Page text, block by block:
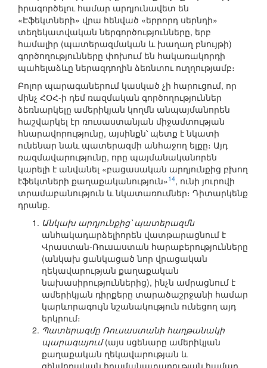
իրագործելու համար արդյունավետ են
«Էֆեկտների» վրա հենված «երրորդ սերնդի»
տեղեկատվական ներգործությունները, երբ
համալիր (պատերազմական և խաղաղ բնույթի)
գործողությունները փոխում են հակառակորդի
պահելաձևը ներազդողին ձեռնտու ուղղությամբ։
Բոլոր պարագաներում կասկած չի հարուցում, որ
մինչ ՀՕՀ-ի դեմ ռազմական գործողություններ
ձեռնարկելը ամերիկյան կողմն անպայմանորեն
հաշվարկել էր ռուսաստանյան միջամտության
հնարավորությունը, այսինքն՝ պետք է նկատի
ունենար նաև պատերազմի անհաջող ելքը։ Այդ
ռազմավարությունը, որը պայմանականորեն
կարելի է անվանել «բացասական արդյունքից բխող
էֆեկտների քաղաքականություն»14, ունի յուրովի
տրամաբանություն և նկատառումներ։ Դիտարկենք
դրանք.
Անկախ արդյունքից՝ պատերազմն
անհակադարձելիորեն վատթարացնում է
Վրաստան-Ռուսաստան հարաբերությունները
(անկախ ցանկացած նոր վրացական
ղեկավարության քաղաքական
նախասիրություններից), ինչն ամրացնում է
ամերիկյան դիրքերը տարածաշրջանի համար
կարևորագույն նշանակություն ունեցող այդ
երկրում։
Պատերազմը Ռուսաստանի հաղթանակի
պարագայում(այս սցենարը ամերիկյան
քաղաքական ղեկավարության և